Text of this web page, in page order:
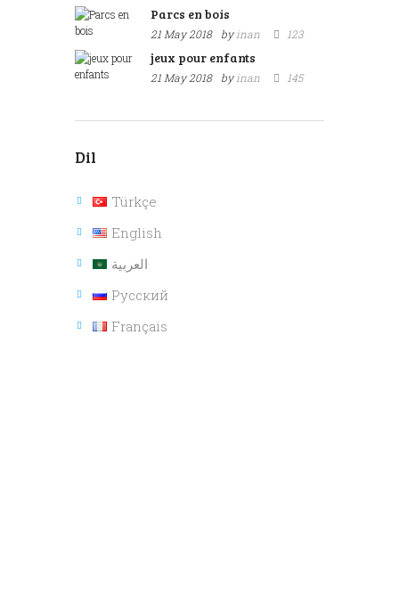
Parcs en bois
21 May 2018 byinan 123
jeux pour enfants
21 May 2018 byinan 145
Dil
Türkçe
English
العربية
Русский
Français